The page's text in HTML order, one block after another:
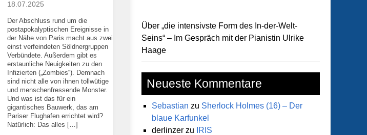
18.07.2025
Der Abschluss rund um die
postapokalyptischen Ereignisse in
der Nähe von Paris macht aus zwei
einst verfeindeten Söldnergruppen
Verbündete. Außerdem gibt es
erstaunliche Neuigkeiten zu den
Infizierten („Zombies“). Demnach
sind nicht alle von ihnen tollwütige
und menschenfressende Monster.
Und was ist das für ein
gigantisches Bauwerk, das am
Pariser Flughafen errichtet wird?
Natürlich: Das alles […]
Über „die intensivste Form des In-der-Welt-
Seins“ – Im Gespräch mit der Pianistin Ulrike
Haage
Neueste Kommentare
Sebastian zu Sherlock Holmes (16) – Der
blaue Karfunkel
derlinzer zu
IRIS